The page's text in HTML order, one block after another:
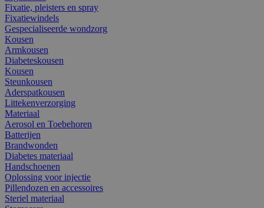
Fixatie, pleisters en spray
Fixatiewindels
Gespecialiseerde wondzorg
Kousen
Armkousen
Diabeteskousen
Kousen
Steunkousen
Aderspatkousen
Littekenverzorging
Materiaal
Aerosol en Toebehoren
Batterijen
Brandwonden
Diabetes materiaal
Handschoenen
Oplossing voor injectie
Pillendozen en accessoires
Steriel materiaal